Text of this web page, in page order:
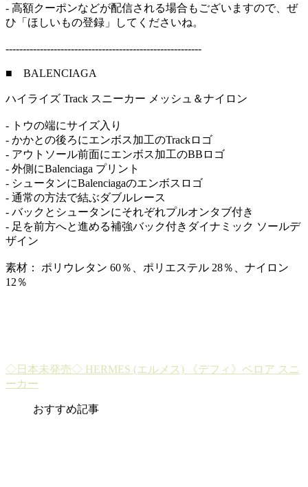
- 高額クーポンなどが配信される場合もございますので、ぜ
ひ「ほしいもの登録」してくださいね。
---------------------------------------------------------
■ BALENCIAGA
ハイライズ Track スニーカー メッシュ＆ナイロン
- トウの端にサイズ入り
- かかとの後ろにエンボス加工のTrackロゴ
- アウトソール前面にエンボス加工のBBロゴ
- 外側にBalenciaga プリント
- シュータンにBalenciagaのエンボスロゴ
- 通常の方法で結ぶダブルレース
- バックとシュータンにそれぞれプルオンタブ付き
- 足を前方へと進める補強バック付きダイナミック ソールデ
ザイン
素材： ポリウレタン 60％、ポリエステル 28％、ナイロン
12％
◇日本未発売◇ HERMES (エルメス) 《デフィ》ベロア スニ
ーカー
おすすめ記事